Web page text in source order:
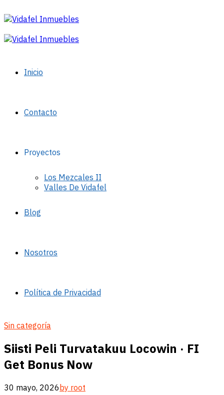
Inicio
Contacto
Proyectos
Los Mezcales II
Valles De Vidafel
Blog
Nosotros
Política de Privacidad
Sin categoría
Siisti Peli Turvatakuu Locowin · FI
Get Bonus Now
30 mayo, 2026by root